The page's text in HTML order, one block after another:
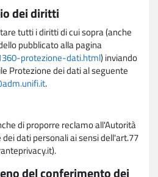
dei diritti
tutti i diritti di cui sopra (anche
pubblicato alla pagina
protezione-dati.html) inviando
Protezione dei dati al seguente
.
di proporre reclamo all'Autorità
dati personali ai sensi dell'art.77
del conferimento dei